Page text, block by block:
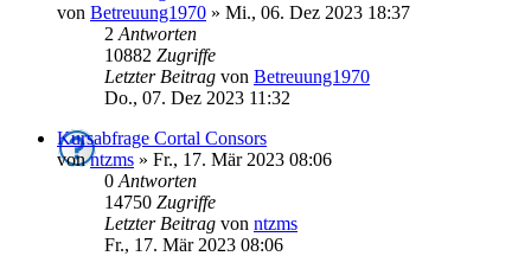
von Betreuung1970 » Mi., 06. Dez 2023 18:37
2 Antworten
10882 Zugriffe
Letzter Beitrag von Betreuung1970
Do., 07. Dez 2023 11:32
Kursabfrage Cortal Consors
vonntzms » Fr., 17. Mär 2023 08:06
0 Antworten
14750 Zugriffe
Letzter Beitrag von ntzms
Fr., 17. Mär 2023 08:06